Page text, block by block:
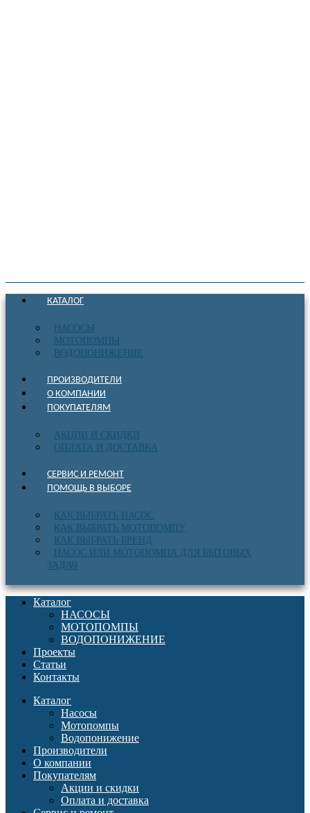
КАТАЛОГ
НАСОСЫ
МОТОПОМПЫ
ВОДОПОНИЖЕНИЕ
ПРОИЗВОДИТЕЛИ
О КОМПАНИИ
ПОКУПАТЕЛЯМ
АКЦИИ И СКИДКИ
ОПЛАТА И ДОСТАВКА
СЕРВИС И РЕМОНТ
ПОМОЩЬ В ВЫБОРЕ
КАК ВЫБРАТЬ НАСОС
КАК ВЫБРАТЬ МОТОПОМПУ
КАК ВЫБРАТЬ БРЕНД
НАСОС ИЛИ МОТОПОМПА ДЛЯ БЫТОВЫХ
ЗАДАЧ
Каталог
НАСОСЫ
МОТОПОМПЫ
ВОДОПОНИЖЕНИЕ
Проекты
Статьи
Контакты
Каталог
Насосы
Мотопомпы
Водопонижение
Производители
О компании
Покупателям
Акции и скидки
Оплата и доставка